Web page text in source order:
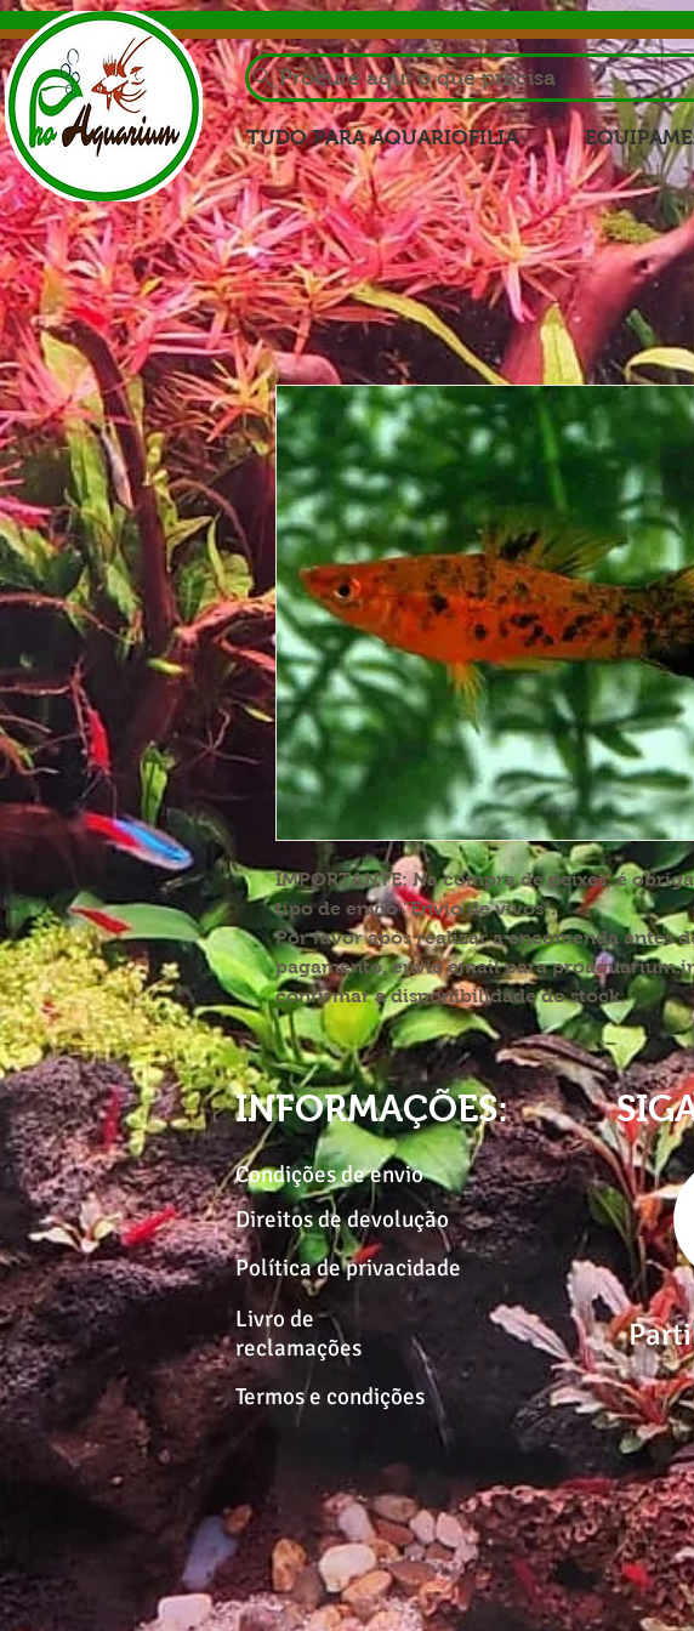
Procure aqui o que precisa
TUDO PARA AQUARIOFILIA
IMPORTANTE:Na compra de peixes, é
tipo de envio "Envio de vivos".
Por favor após realizar a encomenda antes
pagamento, envie email para
confirmar a disponibilidade do stock.
INFORMAÇÕES:
Condições de envio
Direitos de devolução
Política de privacidade
Livro de
reclamações
Termos e condições